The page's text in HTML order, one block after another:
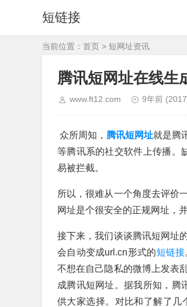
短链接
当前位置： 首页 > 短网址资讯
腾讯短网址在线生
www.ft12.com 9年前
众所周知， 腾讯短网址就是腾
等腾讯系的社交软件上传播。
易被拦截。
所以，很难从一个角度去评价
网址是个很安全的正规网址，
接下来，我们谈谈腾讯短网址
会自动变成url.cn形式的短链接
不想在自己隐私的微博上发表
成腾讯短网址。据我所知，腾
供大家选择。对比和了解了几